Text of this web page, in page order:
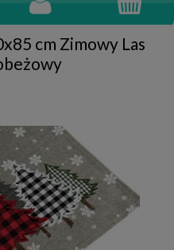
cm Zimowy Las